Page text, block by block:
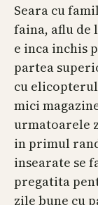
Seara cu
faina, aflu de
e inca inchis
partea
cu elicopterul
mici
urmatoarele
in primul
insearate se
pregatita
zile bune cu